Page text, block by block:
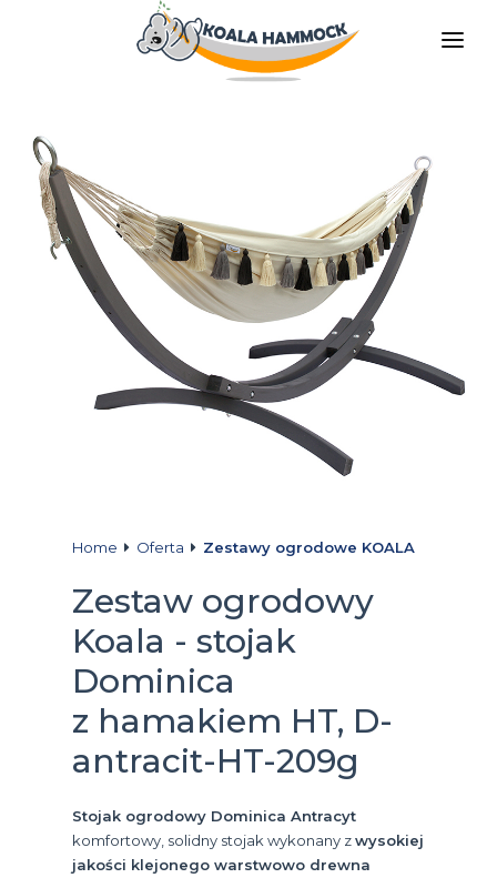
OFERTA
GDZIE KUPIĆ
ZOSTAŃ DYSTRYBUTOREM
MEDIA
KONTAKT
Home Oferta Zestawy ogrodowe KOALA
Zestaw ogrodowy
Koala - stojak
Dominica
z hamakiem HT, D-
antracit-HT-209g
Stojak ogrodowy Dominica Antracyt
komfortowy, solidny stojak wykonany zwysokiej
jakości klejonego warstwowo drewna